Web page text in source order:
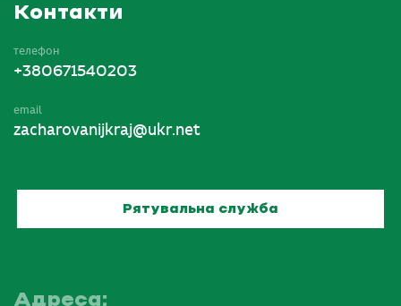
Контакти
телефон
+380671540203
email
zacharovanijkraj@ukr.net
Рятувальна служба
Адреса: